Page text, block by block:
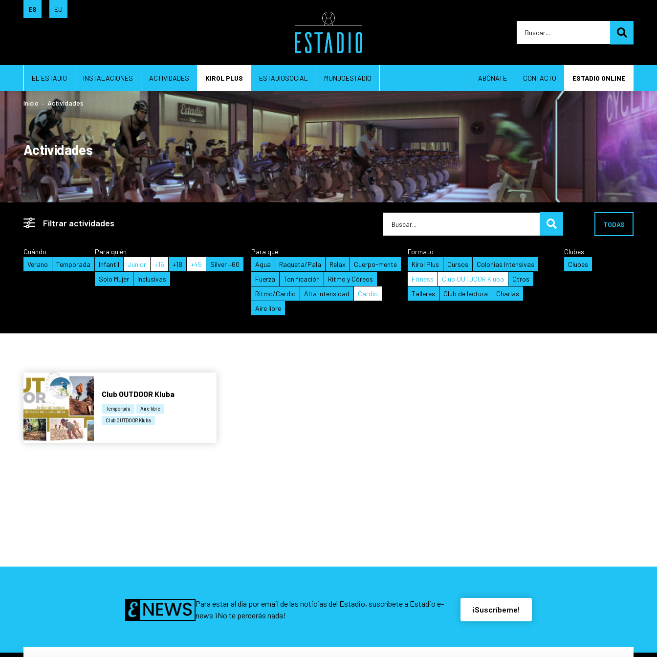
ES EU
EL ESTADIO INSTALACIONES ACTIVIDADES KIROL PLUS ESTADIOSOCIAL MUNDOESTADIO ABÓNATE CONTACTO ESTADIO ONLINE
Inicio Actividades
Actividades
Filtrar actividades TODAS
Cuándo
Verano
Temporada
Para quién
Infantil
Junior +16 +18 +45
Silver +60
Solo Mujer
Inclusivas
Para qué
Agua
Raqueta/Pala Relax
Cuerpo-mente
Fuerza
Tonificación
Ritmo y Córeos
Ritmo/Cardio
Alta intensidad
Cardio
Aire libre
Formato
Kirol Plus
Cursos
Colonias Intensivas
Fitness
Club OUTDOOR Kluba
Otros
Talleres
Club de lectura Charlas
Clubes
Clubes
Club OUTDOOR Kluba
Temporada
Aire libre
Club OUTDOOR Kluba
Para estar al día por email de las noticias del Estadio, suscríbete a Estadio e-
news ¡No te perderás nada!
¡Suscríbeme!